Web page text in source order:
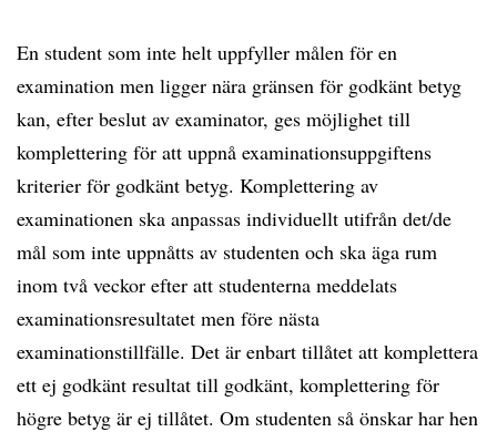
En student som inte helt uppfyller målen för en
examination men ligger nära gränsen för godkänt betyg
kan, efter beslut av examinator, ges möjlighet till
komplettering för att uppnå examinationsuppgiftens
kriterier för godkänt betyg. Komplettering av
examinationen ska anpassas individuellt utifrån det/de
mål som inte uppnåtts av studenten och ska äga rum
inom två veckor efter att studenterna meddelats
examinationsresultatet men före nästa
examinationstillfälle. Det är enbart tillåtet att komplettera
ett ej godkänt resultat till godkänt, komplettering för
högre betyg är ej tillåtet. Om studenten så önskar har hen